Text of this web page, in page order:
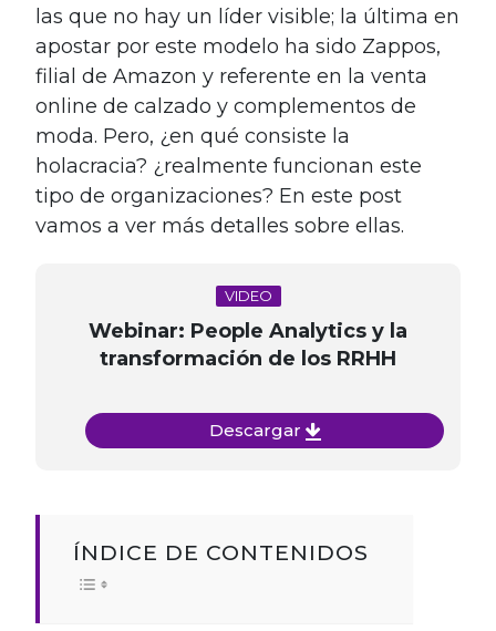
las que no hay un líder visible; la última en
apostar por este modelo ha sido Zappos,
filial de Amazon y referente en la venta
online de calzado y complementos de
moda. Pero, ¿en qué consiste la
holacracia? ¿realmente funcionan este
tipo de organizaciones? En este post
vamos a ver más detalles sobre ellas.
VIDEO
Webinar: People Analytics y la
transformación de los RRHH
Descargar
ÍNDICE DE CONTENIDOS